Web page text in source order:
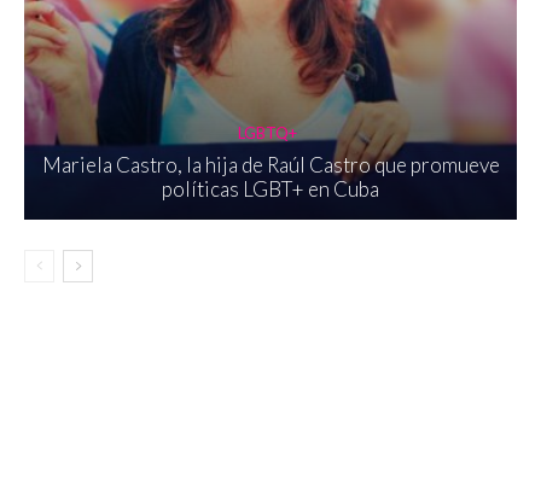
LGBTQ+
Mariela Castro, la hija de Raúl Castro que promueve
políticas LGBT+ en Cuba